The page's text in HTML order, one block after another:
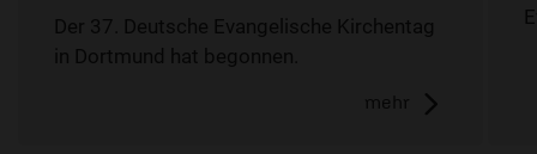
Der 37. Deutsche Evangelische Kirchentag
in Dortmund hat begonnen.
mehr